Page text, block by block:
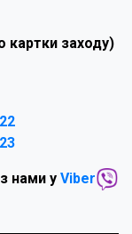
заходу)
нами у Viber